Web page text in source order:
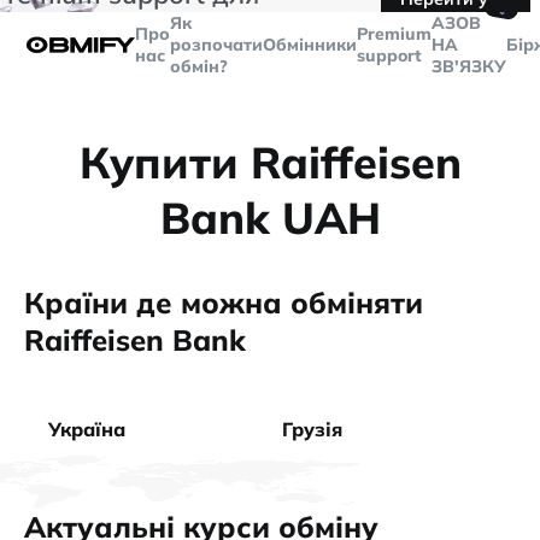
більше
Telegram
Про
нас
Як
розпочати
обмін?
ОбмінникиPremium
support
🤙
AЗОВ
НА
ЗВ'ЯЗКУ
Купити Raiffeisen
Bank UAH
Країни де можна обміняти
Raiffeisen Bank
Україна Грузія
Актуальні курси обміну